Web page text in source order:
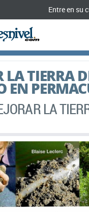
Entre en su
LA TIERRA
EN
LA